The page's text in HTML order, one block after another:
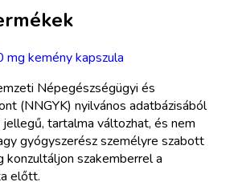
kemény kapszula
Népegészségügyi és
(NNGYK) nyilvános adatbázisából
tartalma változhat, és nem
gyógyszerész személyre szabott
konzultáljon szakemberrel a
előtt.